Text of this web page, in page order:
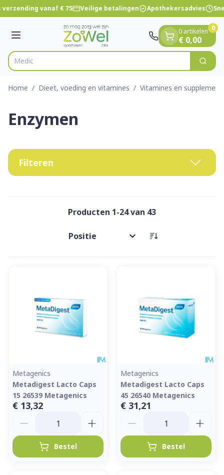
Ga naar de inhoud
1 van 1vanaf € 75 Veilige betalingen Apothekersadvies
Menu
Product, merk, categorie... Zoek
0 artikelen
€ 0,00
0
Home / Dieet, voeding en vitamines / Vitamines en
Enzymen
Filteren
Producten 1-24van 43
Sorteer op:
Metagenics
Metadigest Lacto Caps
15 26539 Metagenics
€ 13,32
Bestel
Metagenics
Metadigest Lacto Caps
45 26540 Metagenics
€ 31,21
Bestel